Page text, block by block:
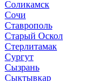
Соликамск
Сочи
Ставрополь
Старый Оскол
Стерлитамак
Сургут
Сызрань
Сыктывкар